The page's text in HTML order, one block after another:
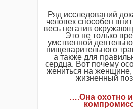
Ряд исследований
человек способен
весь негатив
Это не только
умственной
пищеварительного
а также для
сердца. Вот почему
жениться на
жизненный
….Она охотно